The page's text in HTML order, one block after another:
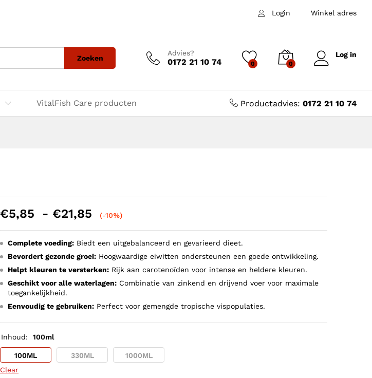
Login Winkel adres
Zoeken
Advies?
0172 21 10 74 0 0
Log in
VitalFish Care producten Productadvies: 0172 21 10 74
€5,85 - €21,85
Prijsklasse:
tot
€21,85
(-10%)
Complete voeding: Biedt een uitgebalanceerd en gevarieerd dieet.
Bevordert gezonde groei: Hoogwaardige eiwitten ondersteunen een goede ontwikkeling.
Helpt kleuren te versterken: Rijk aan carotenoïden voor intense en heldere kleuren.
Geschikt voor alle waterlagen: Combinatie van zinkend en drijvend voer voor maximale
toegankelijkheid.
Eenvoudig te gebruiken: Perfect voor gemengde tropische vispopulaties.
Inhoud: 100ml
100ML 330ML
1000ML
Clear